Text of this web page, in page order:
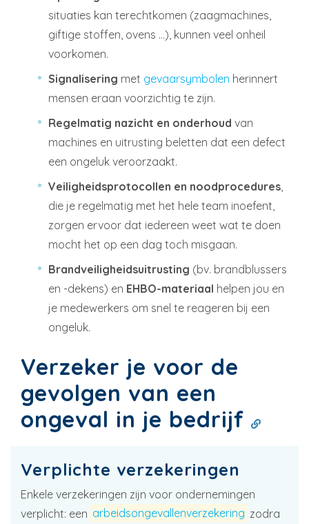
situaties kan terechtkomen (zaagmachines,
giftige stoffen, ovens …), kunnen veel onheil
voorkomen.
Signalisering met gevaarsymbolen herinnert
mensen eraan voorzichtig te zijn.
Regelmatig nazicht en onderhoud van
machines en uitrusting beletten dat een defect
een ongeluk veroorzaakt.
Veiligheidsprotocollen en noodprocedures
die je regelmatig met het hele team inoefent,
zorgen ervoor dat iedereen weet wat te doen
mocht het op een dag toch misgaan.
Brandveiligheidsuitrusting (bv. brandblussers
en -dekens) en EHBO-materiaal helpen jou en
je medewerkers om snel te reageren bij een
ongeluk.
Verzeker je voor de
gevolgen van een
ongeval in je bedrijf
Verplichte verzekeringen
Enkele verzekeringen zijn voor ondernemingen
verplicht: een arbeidsongevallenverzekering zodra